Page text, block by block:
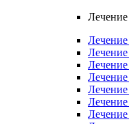
Лечение
Лечение
Лечение